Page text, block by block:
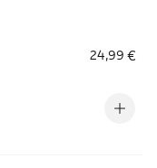
24,99 €